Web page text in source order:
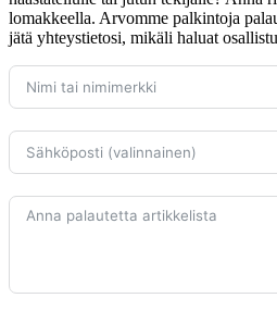
lomakkeella. Arvomme palkintoja
jätä yhteystietosi, mikäli haluat